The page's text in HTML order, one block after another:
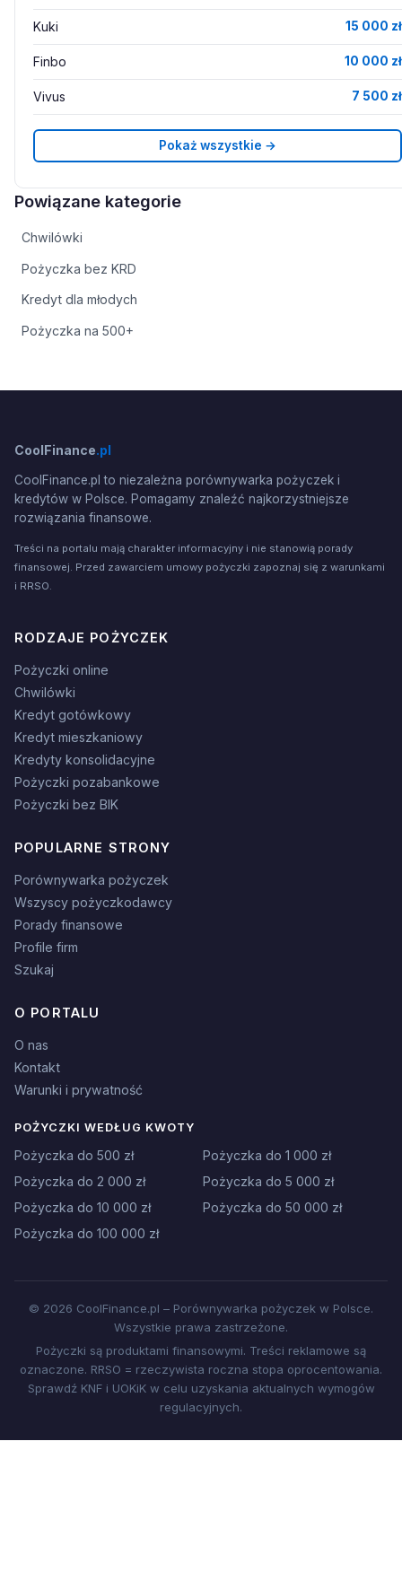
Kuki 15 000 zł
Finbo 10 000 zł
Vivus 7 500 zł
Pokaż wszystkie →
Powiązane kategorie
Chwilówki
Pożyczka bez KRD
Kredyt dla młodych
Pożyczka na 500+
CoolFinance.pl
CoolFinance.pl to niezależna porównywarka pożyczek i
kredytów w Polsce. Pomagamy znaleźć najkorzystniejsze
rozwiązania finansowe.
Treści na portalu mają charakter informacyjny i nie stanowią porady
finansowej. Przed zawarciem umowy pożyczki zapoznaj się z warunkami
i RRSO.
RODZAJE POŻYCZEK
Pożyczki online
Chwilówki
Kredyt gotówkowy
Kredyt mieszkaniowy
Kredyty konsolidacyjne
Pożyczki pozabankowe
Pożyczki bez BIK
POPULARNE STRONY
Porównywarka pożyczek
Wszyscy pożyczkodawcy
Porady finansowe
Profile firm
Szukaj
O PORTALU
O nas
Kontakt
Warunki i prywatność
POŻYCZKI WEDŁUG KWOTY
Pożyczka do 500 zł
Pożyczka do 1 000 zł
Pożyczka do 2 000 zł
Pożyczka do 5 000 zł
Pożyczka do 10 000 zł
Pożyczka do 50 000 zł
Pożyczka do 100 000 zł
© 2026 CoolFinance.pl – Porównywarka pożyczek w Polsce.
Wszystkie prawa zastrzeżone.
Pożyczki są produktami finansowymi. Treści reklamowe są
oznaczone. RRSO = rzeczywista roczna stopa oprocentowania.
Sprawdź KNF i UOKiK w celu uzyskania aktualnych wymogów
regulacyjnych.